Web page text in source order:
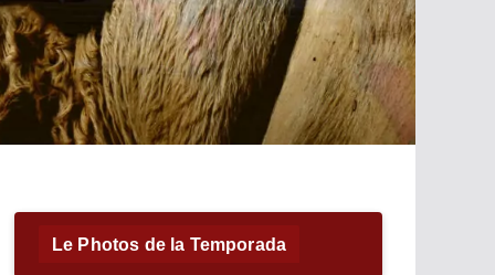
Le Photos de la Temporada